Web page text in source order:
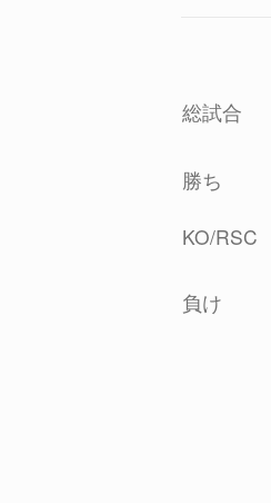
総試合
勝ち
KO/RSC
負け